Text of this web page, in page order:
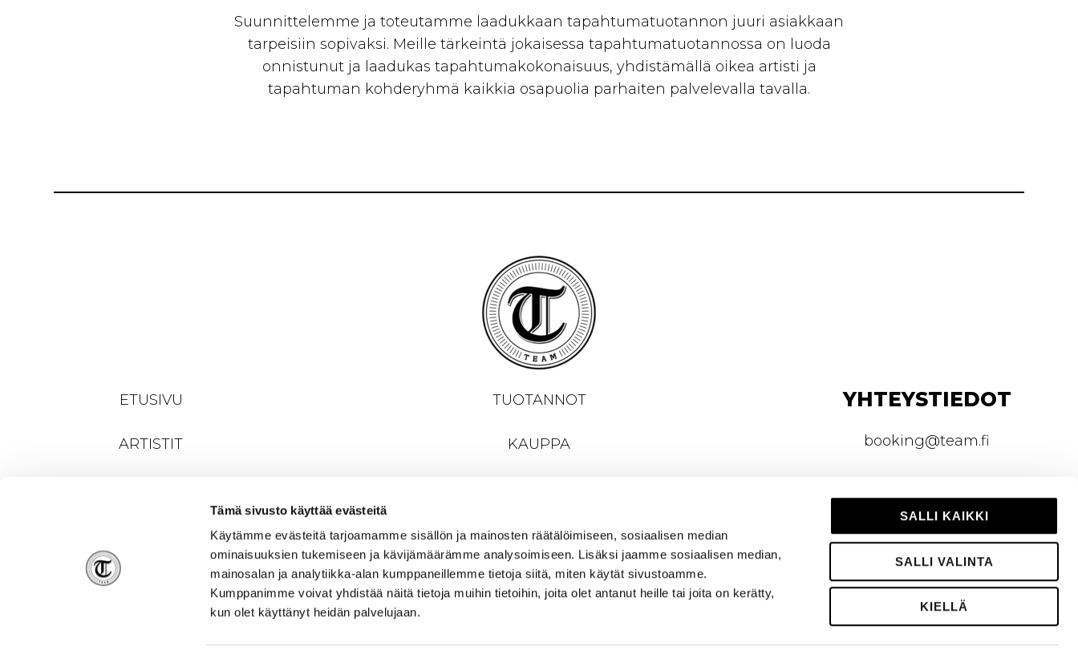
Tämä sivusto käyttää evästeitä
Käytämme evästeitä tarjoamamme sisällön ja mainosten räätälöimiseen, sosiaalisen median
ominaisuuksien tukemiseen ja kävijämäärämme analysoimiseen. Lisäksi jaamme sosiaalisen median,
mainosalan ja analytiikka-alan kumppaneillemme tietoja siitä, miten käytät sivustoamme.
Kumppanimme voivat yhdistää näitä tietoja muihin tietoihin, joita olet antanut heille tai joita on kerätty,
kun olet käyttänyt heidän palvelujaan.
SALLI KAIKKI
SALLI VALINTA
KIELLÄ
Suunnittelemme ja toteutamme laadukkaan tapahtumatuotannon juuri asiakkaan
tarpeisiin sopivaksi. Meille tärkeintä jokaisessa tapahtumatuotannossa on luoda
onnistunut ja laadukas tapahtumakokonaisuus, yhdistämällä oikea artisti ja
tapahtuman kohderyhmä kaikkia osapuolia parhaiten palvelevalla tavalla.
ETUSIVU
ARTISTIT
TUOTANNOT
KAUPPA
YHTEYSTIEDOT
booking@team.fi